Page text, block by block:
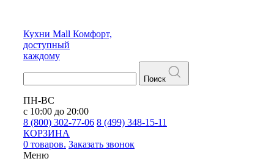
Кухни Mall Комфорт,
доступный
каждому
Поиск
ПН-ВС
с 10:00 до 20:00
8 (800) 302-77-06 8 (499) 348-15-11
КОРЗИНА
0 товаров. Заказать звонок
Меню